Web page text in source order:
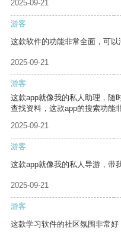
2025-09-21
游客
这款软件的功能非常全面，可以
2025-09-21
游客
这款app就像我的私人助理，随
查找资料，这款app的搜索功能
2025-09-21
游客
这款app就像我的私人导游，带
2025-09-21
游客
这款学习软件的社区氛围非常好